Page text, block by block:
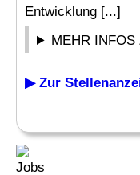
Entwicklung [...]
MEHR INFOS
▶ Zur